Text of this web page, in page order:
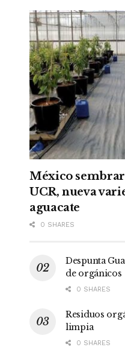
México
UCR, nueva
aguacate
0 SHARES
Despunta
de orgánicos
0 SHARES
Residuos
limpia
0 SHARES